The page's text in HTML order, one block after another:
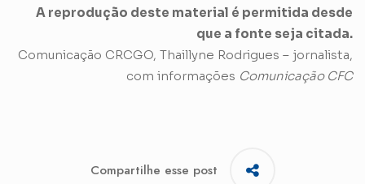
A reprodução deste material é permitida desde
que a fonte seja citada.
Comunicação CRCGO, Thaillyne Rodrigues – jornalista,
com informações Comunicação CFC
Compartilhe esse post